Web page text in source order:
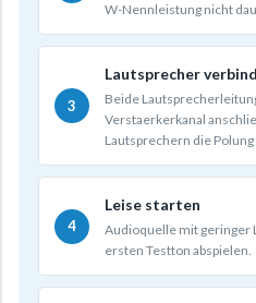
W-Nennleistung nicht
Lautsprecher
Beide
Verstaerkerkanal
Lautsprechern die
Leise starten
Audioquelle mit geringer
ersten Testton abspielen.